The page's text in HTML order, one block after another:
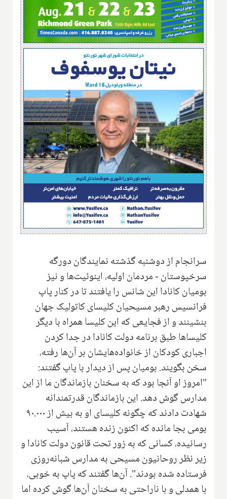
سرانجام از دوشنبه گذشته نمایندگان دورگه
سرخپوستان - مردمان اولیه، اینوئیت‌ها و نیز
بومیان کانادا این شانس را یافتند تا در کنار پاپ
فرانسیس رهبر مسیحیان کلیسای کاتولیک جهان
بنشینند و از فجایعی که این کلیسا همراه با دیگر
کلیساها طبق برنامه دولت کانادا در جدا کردن
اجباری کودکان از خانواده‌هایشان بر آن‌ها رفته،
سخن بگویند. بومیان پس از دیدار با پاپ گفتند:
"امروز او آنجا بود که به سخنان بازماندگان ما از این
مدارس گوش دهد. این بازماندگان قدرتمندانه
شهادت دادند که چگونه کلیسای او به بیش از ۹۰.۰۰۰
بومی بجا مانده که اکنون زنده هستند، آسیب
رسانیده، کسانی که به زور تحت قانون دولت کانادا و
زیر نظر روحانیون مسیحی به مدارس شبانه‌روزی
فرستاده شده بودند". آن‌ها گفتند که پاپ به خوبی،
با همدلی و با ناراحتی به سخنان آن‌ها گوش کرده اما